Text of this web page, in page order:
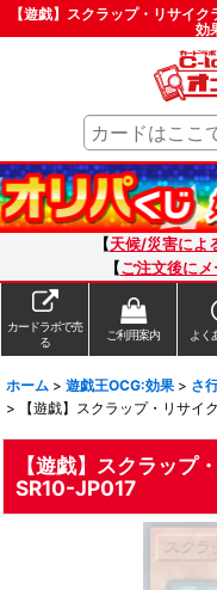
【遊戯】スクラップ・リサイ
効
【天候/災害によ
【ご注文後に
カードラボで売
る
ご利用案内 よく
ホーム > 遊戯王OCG:効果 > さ
>
【遊戯】スクラップ・リサイ
【遊戯】スクラップ
SR10-JP017